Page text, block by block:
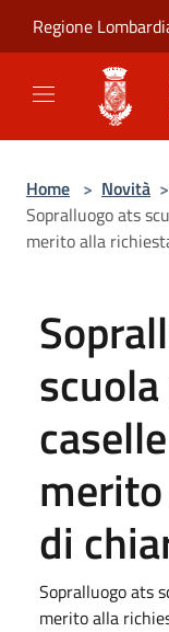
Regione
Home > Novità >
Sopralluogo ats
merito alla
di
Sopralluogo ats
merito alla